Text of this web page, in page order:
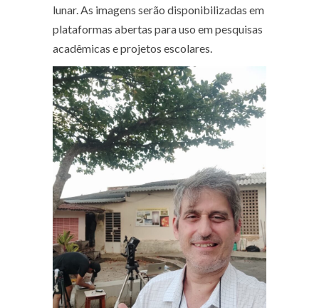
lunar. As imagens serão disponibilizadas em
plataformas abertas para uso em pesquisas
acadêmicas e projetos escolares.